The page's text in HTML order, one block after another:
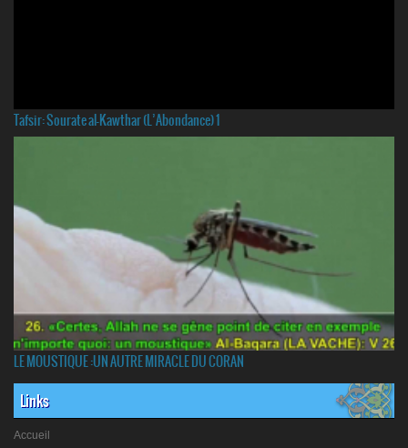
Tafsir: Sourate al-Kawthar (L’Abondance) 1
LE MOUSTIQUE :UN AUTRE MIRACLE DU CORAN
Links
Accueil